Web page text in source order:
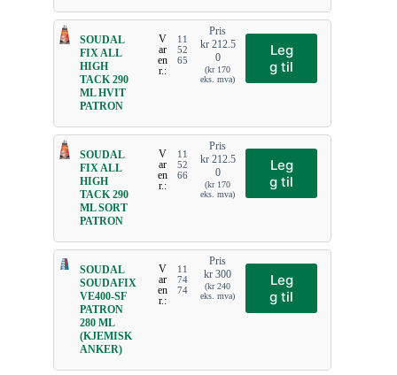
SOUDAL
FIX ALL
HIGH
TACK 290
ML HVIT
PATRON
V
ar
en
r.:
11
52
65
Pris
kr212.5
0
(kr170
eks. mva)
Leg
g til
SOUDAL
FIX ALL
HIGH
TACK 290
ML SORT
PATRON
V
ar
en
r.:
11
52
66
Pris
kr212.5
0
(kr170
eks. mva)
Leg
g til
SOUDAL
SOUDAFIX
VE400-SF
PATRON
280 ML
(KJEMISK
ANKER)
V
ar
en
r.:
11
74
74
Pris
kr 300
(kr240
eks. mva)
Leg
g til